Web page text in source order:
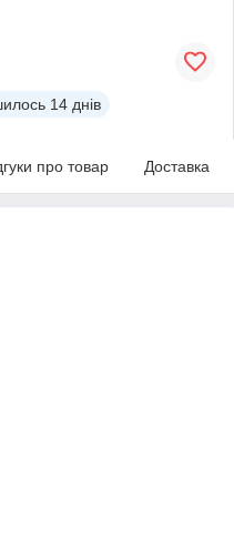
14 днів
про товар Доставка